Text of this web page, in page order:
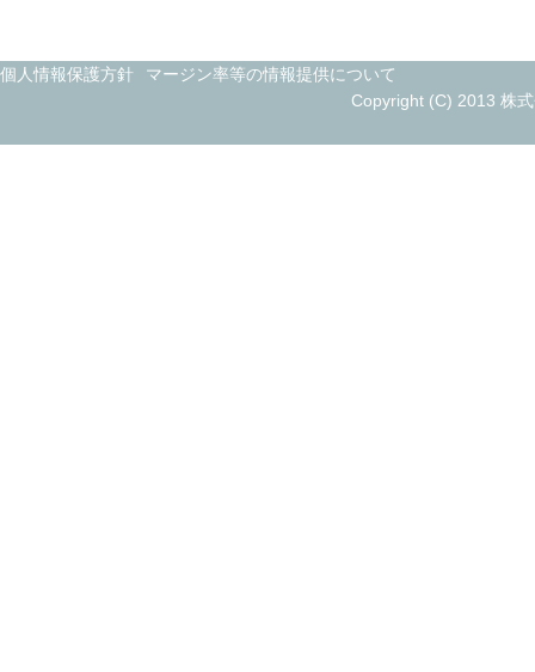
個人情報保護方針
マージン率等の情報提供について
Copyright (C) 2013 株